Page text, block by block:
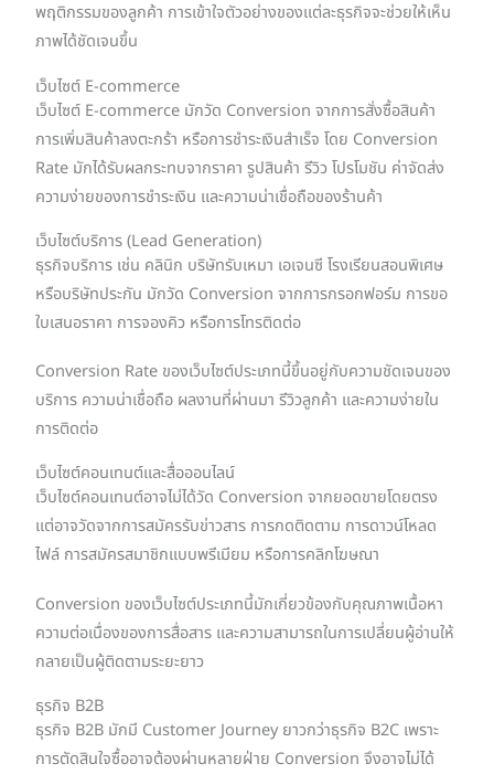
พฤติกรรมของลูกค้า การเข้าใจตัวอย่างของแต่ละธุรกิจจะช่วยให้เห็น
ภาพได้ชัดเจนขึ้น
เว็บไซต์ E-commerce
เว็บไซต์ E-commerce มักวัด Conversion จากการสั่งซื้อสินค้า
การเพิ่มสินค้าลงตะกร้า หรือการชำระเงินสำเร็จ โดย Conversion
Rate มักได้รับผลกระทบจากราคา รูปสินค้า รีวิว โปรโมชัน ค่าจัดส่ง
ความง่ายของการชำระเงิน และความน่าเชื่อถือของร้านค้า
เว็บไซต์บริการ (Lead Generation)
ธุรกิจบริการ เช่น คลินิก บริษัทรับเหมา เอเจนซี โรงเรียนสอนพิเศษ
หรือบริษัทประกัน มักวัด Conversion จากการกรอกฟอร์ม การขอ
ใบเสนอราคา การจองคิว หรือการโทรติดต่อ
Conversion Rate ของเว็บไซต์ประเภทนี้ขึ้นอยู่กับความชัดเจนของ
บริการ ความน่าเชื่อถือ ผลงานที่ผ่านมา รีวิวลูกค้า และความง่ายใน
การติดต่อ
เว็บไซต์คอนเทนต์และสื่อออนไลน์
เว็บไซต์คอนเทนต์อาจไม่ได้วัด Conversion จากยอดขายโดยตรง
แต่อาจวัดจากการสมัครรับข่าวสาร การกดติดตาม การดาวน์โหลด
ไฟล์ การสมัครสมาชิกแบบพรีเมียม หรือการคลิกโฆษณา
Conversion ของเว็บไซต์ประเภทนี้มักเกี่ยวข้องกับคุณภาพเนื้อหา
ความต่อเนื่องของการสื่อสาร และความสามารถในการเปลี่ยนผู้อ่านให้
กลายเป็นผู้ติดตามระยะยาว
ธุรกิจ B2B
ธุรกิจ B2B มักมี Customer Journey ยาวกว่าธุรกิจ B2C เพราะ
การตัดสินใจซื้ออาจต้องผ่านหลายฝ่าย Conversion จึงอาจไม่ได้